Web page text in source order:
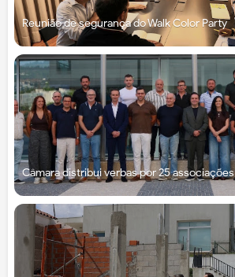
Reunião de segurança do Walk Color Party
Câmara distribui verbas por 25 associações